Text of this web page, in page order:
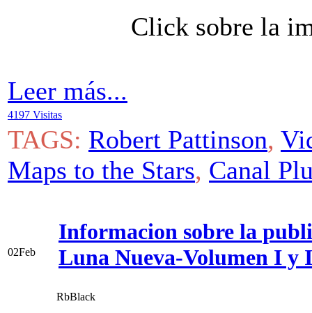
Click sobre la
Leer más...
4197 Visitas
TAGS: Robert Pattinson,
Maps to the Stars, Canal
02Feb
Informacion sobre la
Luna Nueva-Volumen I y
RbBlack